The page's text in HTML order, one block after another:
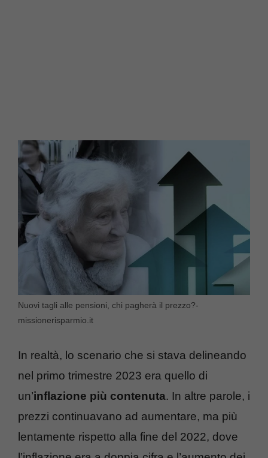
Nuovi tagli alle pensioni, chi pagherà il prezzo?-
missionerisparmio.it
In realtà, lo scenario che si stava delineando
nel primo trimestre 2023 era quello di
un’inflazione più contenuta. In altre parole, i
prezzi continuavano ad aumentare, ma più
lentamente rispetto alla fine del 2022, dove